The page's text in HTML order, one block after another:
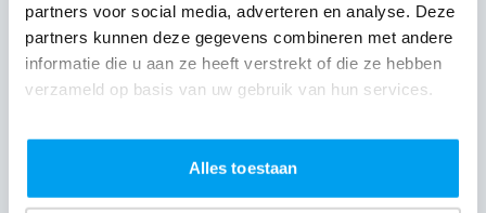
partners voor social media, adverteren en analyse. Deze
partners kunnen deze gegevens combineren met andere
informatie die u aan ze heeft verstrekt of die ze hebben
verzameld op basis van uw gebruik van hun services.
Alles toestaan